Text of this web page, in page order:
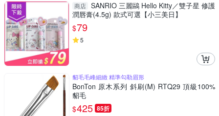
商店 SANRIO 三麗鷗 Hello Kitty／雙子星 修護
潤唇膏(4.5g) 款式可選【小三美日】
$79
5
貂毛毛峰細緻 精準勾勒眉形
BonTon 原木系列 斜刷(M) RTQ29 頂級100%
貂毛
$425 85折